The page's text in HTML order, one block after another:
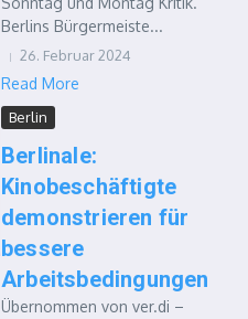
Berlins Bürgermeiste...
26. Februar 2024
Read More
Berlin
Berlinale:
Kinobeschäftigte
demonstrieren für
bessere
Arbeitsbedingungen
Übernommen von ver.di –